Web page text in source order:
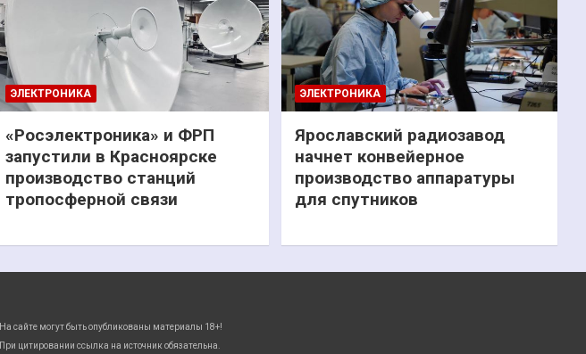
ЭЛЕКТРОНИКА
«Росэлектроника» и ФРП
запустили в Красноярске
производство станций
тропосферной связи
ЭЛЕКТРОНИКА
Ярославский радиозавод
начнет конвейерное
производство аппаратуры
для спутников
На сайте могут быть опубликованы материалы 18+!
При цитировании ссылка на источник обязательна.